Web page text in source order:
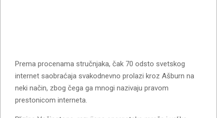
Prema procenama stručnjaka, čak 70 odsto svetskog
internet saobraćaja svakodnevno prolazi kroz Ašburn na
neki način, zbog čega ga mnogi nazivaju pravom
prestonicom interneta.